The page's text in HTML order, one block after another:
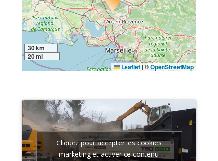
30 km
20 mi
Leaflet |©OpenStreetMap
Cliquez pour accepter les cookies
marketing et activer ce contenu